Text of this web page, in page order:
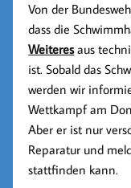
Von der
dass die
Weiteresaus
ist. Sobald das
werden wir
Wettkampf am
Aber er ist nur
Reparatur und
stattfinden kann.